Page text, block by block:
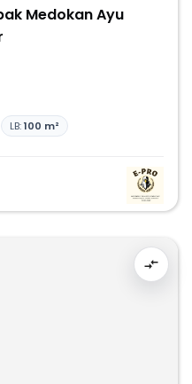
Medokan Ayu
LB:100 m²